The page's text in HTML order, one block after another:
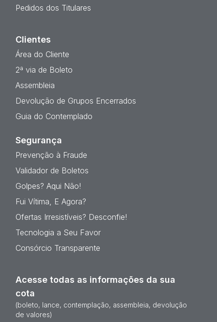
Pedidos dos Titulares
Clientes
Área do Cliente
2ª via de Boleto
Assembleia
Devolução de Grupos Encerrados
Guia do Contemplado
Segurança
Prevenção à Fraude
Validador de Boletos
Golpes? Aqui Não!
Fui Vítima, E Agora?
Ofertas Irresistíveis? Desconfie!
Tecnologia a Seu Favor
Consórcio Transparente
Acesse todas as informações da sua
cota
(boleto, lance, contemplação, assembleia, devolução
de valores)